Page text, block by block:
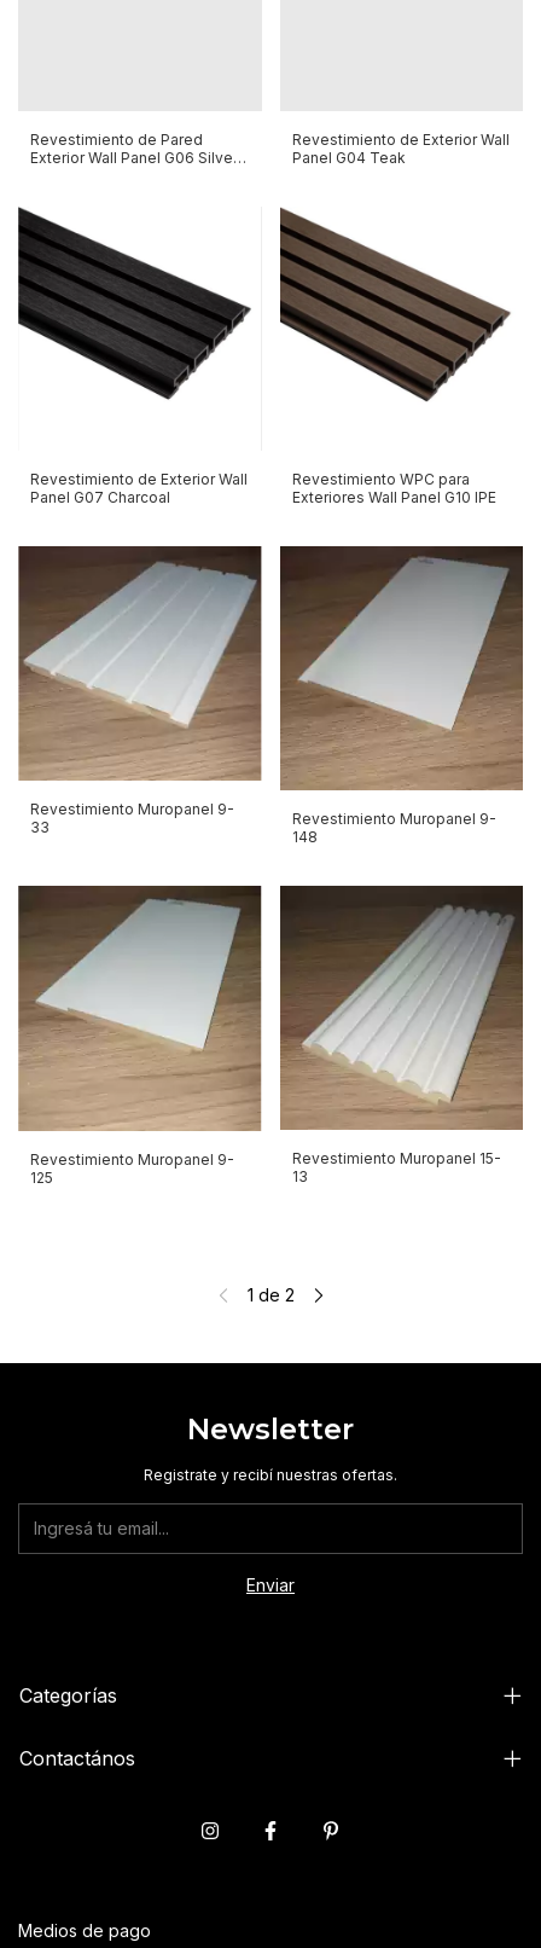
Revestimiento de Pared
Exterior Wall Panel G06 Silver
Revestimiento de Exterior Wall
Panel G04 Teak
Revestimiento de Exterior Wall
Panel G07 Charcoal
Revestimiento WPC para
Exteriores Wall Panel G10 IPE
Revestimiento Muropanel 9-
33
Revestimiento Muropanel 9-
148
Revestimiento Muropanel 9-
125
Revestimiento Muropanel 15-
13
1 de 2
Newsletter
Registrate y recibí nuestras ofertas.
Categorías
Contactános
Medios de pago